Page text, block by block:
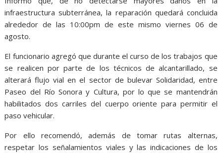
infraestructura subterránea, la reparación quedará concluida
alrededor de las 10:00pm de este mismo viernes 06 de
agosto.
El funcionario agregó que durante el curso de los trabajos que
se realicen por parte de los técnicos de alcantarillado, se
alterará flujo vial en el sector de bulevar Solidaridad, entre
Paseo del Río Sonora y Cultura, por lo que se mantendrán
habilitados dos carriles del cuerpo oriente para permitir el
paso vehicular.
Por ello recomendó, además de tomar rutas alternas,
respetar los señalamientos viales y las indicaciones de los